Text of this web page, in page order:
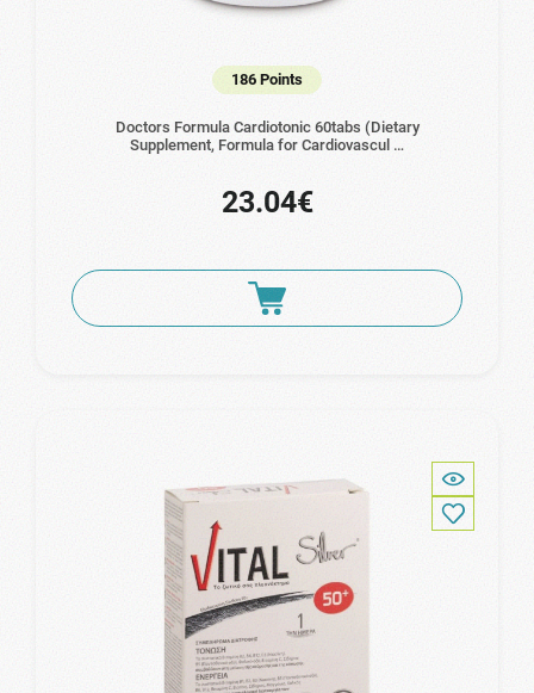
186 Points
Doctors Formula Cardiotonic 60tabs (Dietary
Supplement, Formula for Cardiovascul …
23.04€